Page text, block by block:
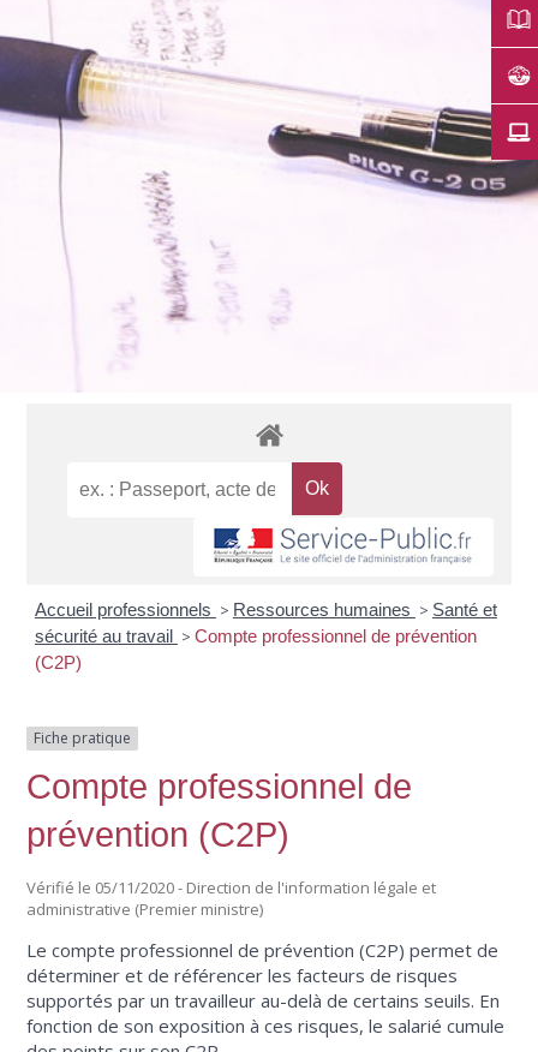
Accueil professionnels > Ressources humaines > Santé et
sécurité au travail > Compte professionnel de prévention
(C2P)
Fiche pratique
Compte professionnel de
prévention (C2P)
Vérifié le 05/11/2020 - Direction de l'information légale et
administrative (Premier ministre)
Le compte professionnel de prévention (C2P) permet de
déterminer et de référencer les facteurs de risques
supportés par un travailleur au-delà de certains seuils. En
fonction de son exposition à ces risques, le salarié cumule